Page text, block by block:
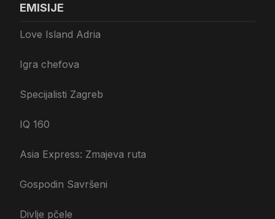
EMISIJE
Love Island Adria
Igra chefova
Specijalisti Zagreb
IQ 160
Asia Express: Zmajeva ruta
Gospodin Savršeni
Divlje pčele